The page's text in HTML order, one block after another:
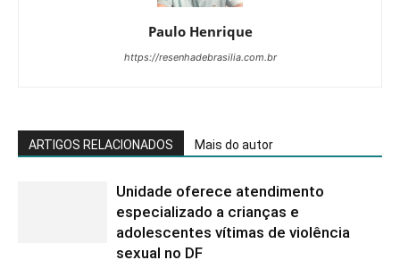
Paulo Henrique
https://resenhadebrasilia.com.br
ARTIGOS RELACIONADOS Mais do autor
Unidade oferece atendimento
especializado a crianças e
adolescentes vítimas de violência
sexual no DF